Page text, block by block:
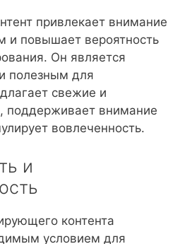
привлекает внимание
и повышает вероятность
Он является
полезным для
свежие и
поддерживает внимание
вовлеченность.
и
контента
условием для